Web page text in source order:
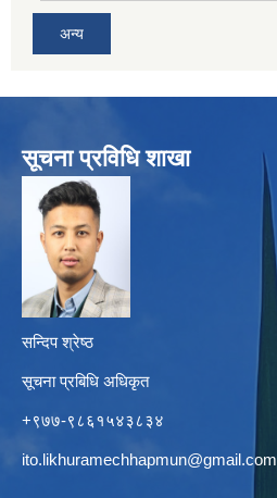
अन्य
सूचना प्रविधि शाखा
सन्दिप श्रेष्ठ
सूचना प्रबिधि अधिकृत
+९७७-९८६१५४३८३४
ito.likhuramechhapmun@gmail.com